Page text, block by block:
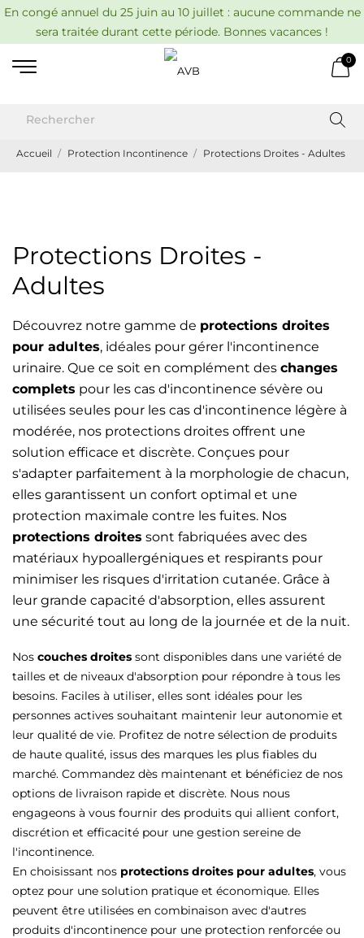
En congé annuel du 25 juin au 10 juillet : aucune commande ne
sera traitée durant cette période. Bonnes vacances !
0
Accueil Protection Incontinence Protections Droites - Adultes
Protections Droites -
Adultes
Découvrez notre gamme de protections droites
pour adultes, idéales pour gérer l'incontinence
urinaire. Que ce soit en complément des changes
complets pour les cas d'incontinence sévère ou
utilisées seules pour les cas d'incontinence légère à
modérée, nos protections droites offrent une
solution efficace et discrète. Conçues pour
s'adapter parfaitement à la morphologie de chacun,
elles garantissent un confort optimal et une
protection maximale contre les fuites. Nos
protections droites sont fabriquées avec des
matériaux hypoallergéniques et respirants pour
minimiser les risques d'irritation cutanée. Grâce à
leur grande capacité d'absorption, elles assurent
une sécurité tout au long de la journée et de la nuit.
Nos couches droites sont disponibles dans une variété de
tailles et de niveaux d'absorption pour répondre à tous les
besoins. Faciles à utiliser, elles sont idéales pour les
personnes actives souhaitant maintenir leur autonomie et
leur qualité de vie. Profitez de notre sélection de produits
de haute qualité, issus des marques les plus fiables du
marché. Commandez dès maintenant et bénéficiez de nos
options de livraison rapide et discrète. Nous nous
engageons à vous fournir des produits qui allient confort,
discrétion et efficacité pour une gestion sereine de
l'incontinence.
En choisissant nos protections droites pour adultes, vous
optez pour une solution pratique et économique. Elles
peuvent être utilisées en combinaison avec d'autres
produits d'incontinence pour une protection renforcée ou